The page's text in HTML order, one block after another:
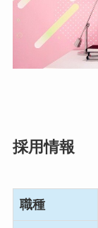
採用情報
職種